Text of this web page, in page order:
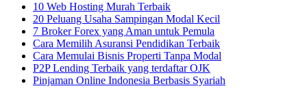
10 Web Hosting Murah Terbaik
20 Peluang Usaha Sampingan Modal Kecil
7 Broker Forex yang Aman untuk Pemula
Cara Memilih Asuransi Pendidikan Terbaik
Cara Memulai Bisnis Properti Tanpa Modal
P2P Lending Terbaik yang terdaftar OJK
Pinjaman Online Indonesia Berbasis Syariah